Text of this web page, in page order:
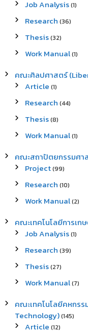
Job Analysis(1)
Research (36)
Thesis(32)
Work Manual(1)
คณะศิลปศาสตร์
Article (1)
Research (44)
Thesis(8)
Work Manual(1)
คณะสถาปัตยกรรมศ
Project(99)
Research (10)
Work Manual(2)
คณะเทคโนโลยีการเ
Job Analysis(1)
Research (39)
Thesis(27)
Work Manual(7)
คณะเทคโนโลยีคหกร
Technology)(145)
Article (12)